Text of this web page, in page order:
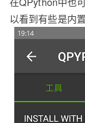
以看到有些是内